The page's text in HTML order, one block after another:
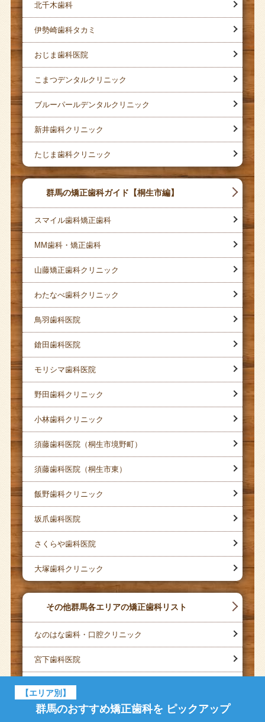
【エリア別】
群馬のおすすめ矯正歯科を ピックアップ
北千木歯科
伊勢崎歯科タカミ
おじま歯科医院
こまつデンタルクリニック
ブルーパールデンタルクリニック
新井歯科クリニック
たじま歯科クリニック
群馬の矯正歯科ガイド【桐生市編】
スマイル歯科矯正歯科
MM歯科・矯正歯科
山藤矯正歯科クリニック
わたなべ歯科クリニック
鳥羽歯科医院
鎗田歯科医院
モリシマ歯科医院
野田歯科クリニック
小林歯科クリニック
須藤歯科医院（桐生市境野町）
須藤歯科医院（桐生市東）
飯野歯科クリニック
坂爪歯科医院
さくらや歯科医院
大塚歯科クリニック
その他群馬各エリアの矯正歯科リスト
なのはな歯科・口腔クリニック
宮下歯科医院
いいづか歯科医院
石原歯科医院